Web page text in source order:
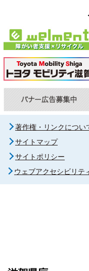
著作権・リンクについ
サイトマップ
サイトポリシー
ウェブアクセシビリテ